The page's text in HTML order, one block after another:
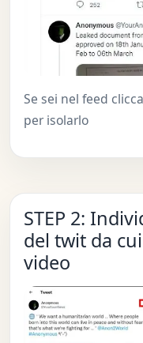
Se sei nel feed
per isolarlo
STEP 2:
del twit da
video